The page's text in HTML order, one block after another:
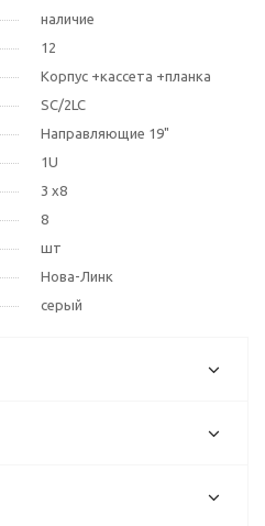
наличие
12
Корпус +кассета +планка
SC/2LC
Направляющие 19"
1U
3 х8
8
шт
Нова-Линк
серый